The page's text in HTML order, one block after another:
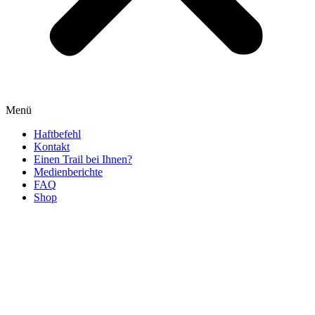
Menü
Haftbefehl
Kontakt
Einen Trail bei Ihnen?
Medienberichte
FAQ
Shop